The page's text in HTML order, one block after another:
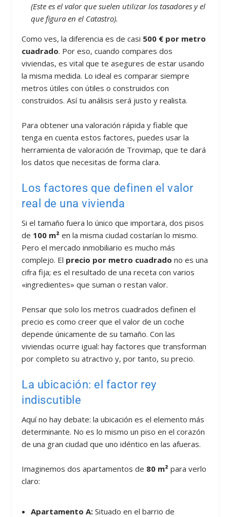
(Este es el valor que suelen utilizar los tasadores y el
que figura en el Catastro).
Como ves, la diferencia es de casi 500 € por metro
cuadrado. Por eso, cuando compares dos
viviendas, es vital que te asegures de estar usando
la misma medida. Lo ideal es comparar siempre
metros útiles con útiles o construidos con
construidos. Así tu análisis será justo y realista.
Para obtener una valoración rápida y fiable que
tenga en cuenta estos factores, puedes usar la
herramienta de valoración de Trovimap, que te dará
los datos que necesitas de forma clara.
Los factores que definen el valor
real de una vivienda
Si el tamaño fuera lo único que importara, dos pisos
de 100 m² en la misma ciudad costarían lo mismo.
Pero el mercado inmobiliario es mucho más
complejo. El precio por metro cuadrado no es una
cifra fija; es el resultado de una receta con varios
«ingredientes» que suman o restan valor.
Pensar que solo los metros cuadrados definen el
precio es como creer que el valor de un coche
depende únicamente de su tamaño. Con las
viviendas ocurre igual: hay factores que transforman
por completo su atractivo y, por tanto, su precio.
La ubicación: el factor rey
indiscutible
Aquí no hay debate: la ubicación es el elemento más
determinante. No es lo mismo un piso en el corazón
de una gran ciudad que uno idéntico en las afueras.
Imaginemos dos apartamentos de 80 m² para verlo
claro:
Apartamento A:Situado en el barrio de